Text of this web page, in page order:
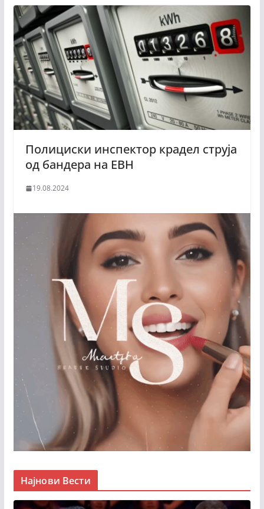
Полициски инспектор крадел струја
од бандера на ЕВН
19.08.2024
Најнови Вести